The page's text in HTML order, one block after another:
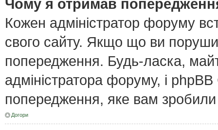
Чому я отримав
Кожен адміністратор форуму
свого сайту. Якщо що ви
попередження. Будь-ласка,
адміністратора форуму, і
попередження, яке вам
Догори